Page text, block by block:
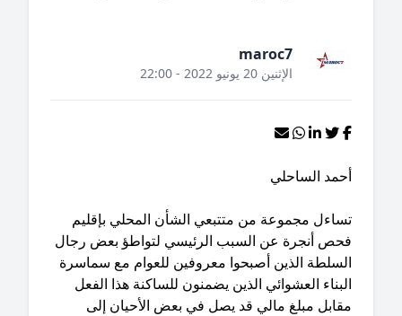
maroc7
الإثنين 20 يونيو 2022 - 22:00
الساحلي
مجموعة من متتبعي الشأن المحلي بإقليم
أنجرة عن السبب الرئيسي لتواطؤ بعض رجال
الذين أصبحوا معروفين للعوام مع سماسرة
العشوائي الذين يضمنون للساكنة هذا الفعل
مبلغ مالي قد يصل في بعض الأحيان إلى